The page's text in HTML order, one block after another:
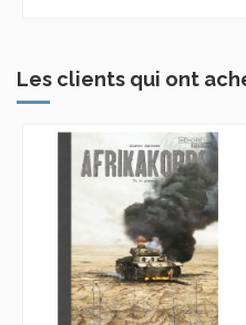
Les clients qui ont